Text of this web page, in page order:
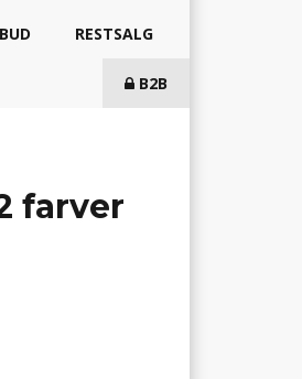
RESTSALG
B2B
farver